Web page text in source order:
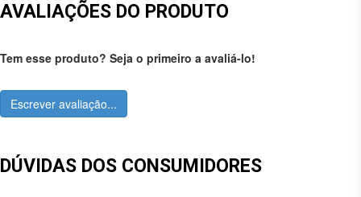
AVALIAÇÕES DO PRODUTO
Tem esse produto? Seja o primeiro a avaliá-lo!
Escrever avaliação...
DÚVIDAS DOS CONSUMIDORES